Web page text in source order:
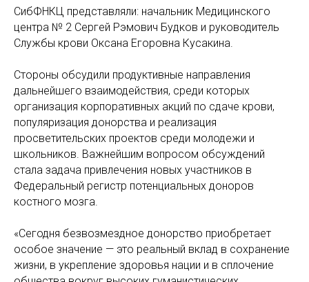
СибФНКЦ представляли: начальник Медицинского
центра № 2 Сергей Рэмович Будков и руководитель
Службы крови Оксана Егоровна Кусакина.
Стороны обсудили продуктивные направления
дальнейшего взаимодействия, среди которых
организация корпоративных акций по сдаче крови,
популяризация донорства и реализация
просветительских проектов среди молодежи и
школьников. Важнейшим вопросом обсуждений
стала задача привлечения новых участников в
Федеральный регистр потенциальных доноров
костного мозга.
«Сегодня безвозмездное донорство приобретает
особое значение — это реальный вклад в сохранение
жизни, в укрепление здоровья нации и в сплочение